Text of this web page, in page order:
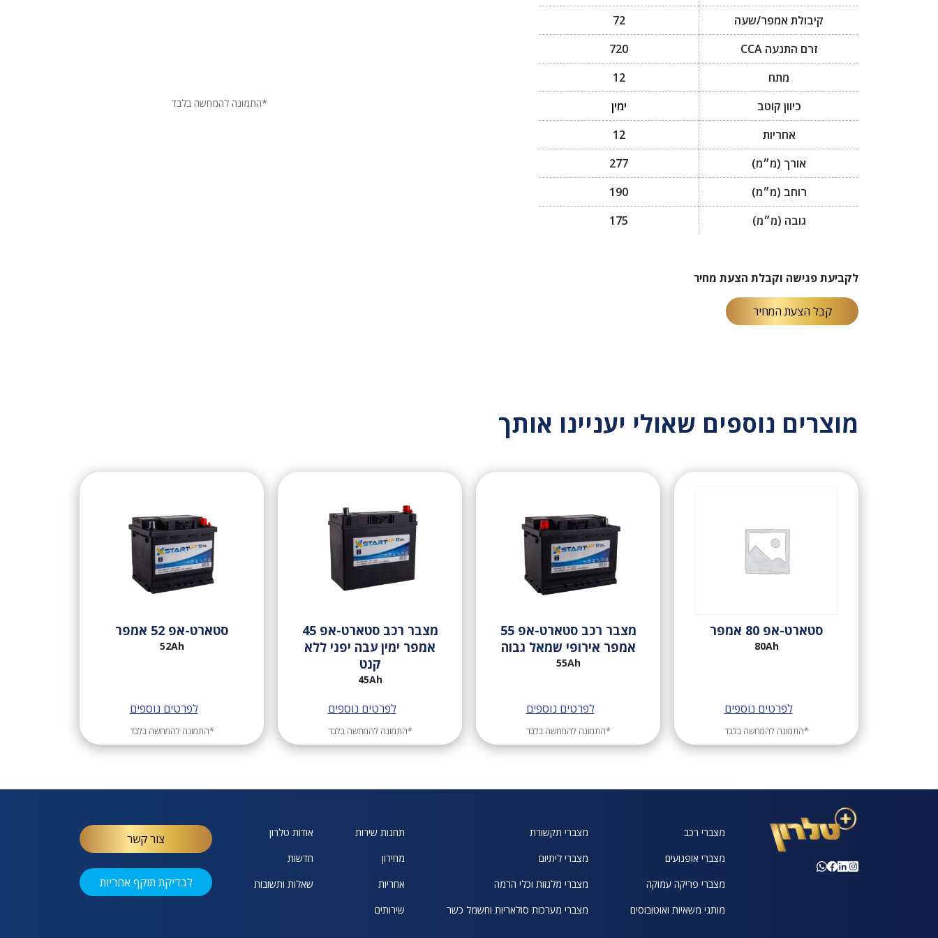
קיבולת אמפר/שעה
72
זרם התנעה CCA
720
מתח
12
כיוון קוטב
ימין
אחריות
12
אורך (מ״מ)
277
רוחב (מ״מ)
190
גובה (מ״מ)
175
לקביעת פגישה וקבלת הצעת מחיר
קבל הצעת המחיר
*התמונה להמחשה בלבד
מוצרים נוספים שאולי יעניינו אותך
סטארט-אפ 80 אמפר
לפרטים נוספים
*התמונה להמחשה בלבד
80Ah
מצבר רכב סטארט-אפ 55
אמפר אירופי שמאל גבוה
לפרטים נוספים
*התמונה להמחשה בלבד
55Ah
מצבר רכב סטארט-אפ 45
אמפר ימין עבה יפני ללא
קנט
לפרטים נוספים
*התמונה להמחשה בלבד
45Ah
סטארט-אפ 52 אמפר
לפרטים נוספים
*התמונה להמחשה בלבד
52Ah
מצברי רכב
מצברי אופנועים
מצברי פריקה עמוקה
מותגי משאיות ואוטובוסים
מצברי תקשורת
מצברי ליתיום
מצברי מלגזות וכלי הרמה
מצברי מערכות סולאריות וחשמל כשר
תחנות שירות
מחירון
אחריות
שירותים
אודות טלרון
חדשות
שאלות ותשובות
צור קשר
לבדיקת תוקף אחריות